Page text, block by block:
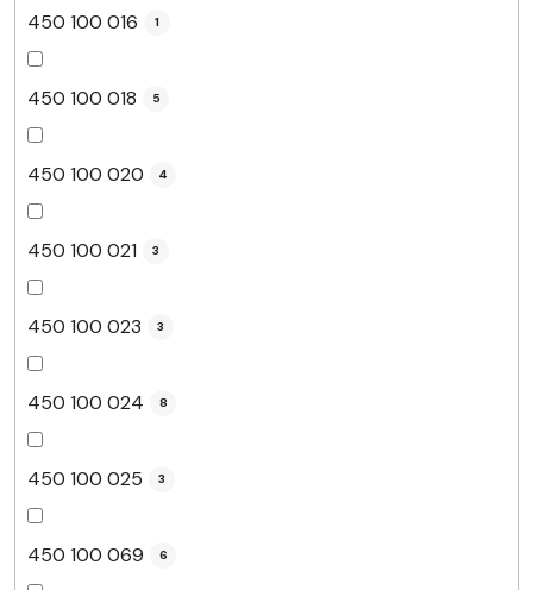
450 100 016 1
450 100 018 5
450 100 020 4
450 100 021 3
450 100 023 3
450 100 024 8
450 100 025 3
450 100 069 6